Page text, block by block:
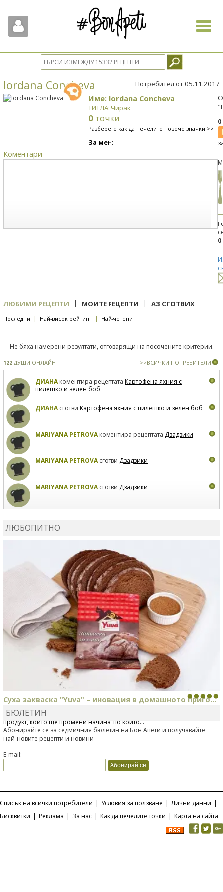
Toggle
Iordana Concheva Потребител от 05.11.2017
Име: Iordana Concheva
ТИТЛА: Чирак
0 точки
Разберете как да печелите повече значки >>
За мен:
Коментари
0
ЛЮБИМИ РЕЦЕПТИ | МОИТЕ РЕЦЕПТИ | АЗ СГОТВИХ
Последни | Най-висок рейтинг | Най-четени
Не бяха намерени резултати, отговарящи на посочените критерии.
122 ДУШИ ОНЛАЙН >>ВСИЧКИ ПОТРЕБИТЕЛИ
ДИАНАкоментира рецептата Картофена яхния с
пилешко и зелен боб
ДИАНАсготви Картофена яхния с пилешко и зелен боб
MARIYANA PETROVAкоментира рецептата Дзадзики
MARIYANA PETROVAсготви Дзадзики
MARIYANA PETROVAсготви Дзадзики
ЛЮБОПИТНО
Суха закваска "Yuva" – иновация в домашното приго...
Отскоро Лесафр България стартира предлагането на изцяло нов
продукт, който ще промени начина, по който...
БЮЛЕТИН
Абонирайте се за седмичния бюлетин на Бон Апети и получавайте
най-новите рецепти и новини
E-mail:
Списък на всички потребители | Условия за ползване | Лични данни |
Бисквитки | Реклама | За нас | Как да печелите точки | Карта на сайта